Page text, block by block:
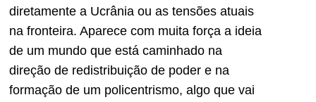
diretamente a Ucrânia ou as tensões atuais
na fronteira. Aparece com muita força a ideia
de um mundo que está caminhado na
direção de redistribuição de poder e na
formação de um policentrismo, algo que vai